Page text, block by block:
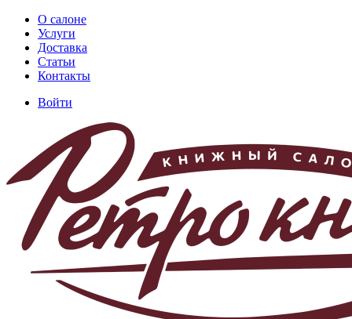
Перейти
основному
содержанию
Основная
навигация
О салоне
Услуги
Доставка
Статьи
Контакты
учётной
записи
пользователя
Войти